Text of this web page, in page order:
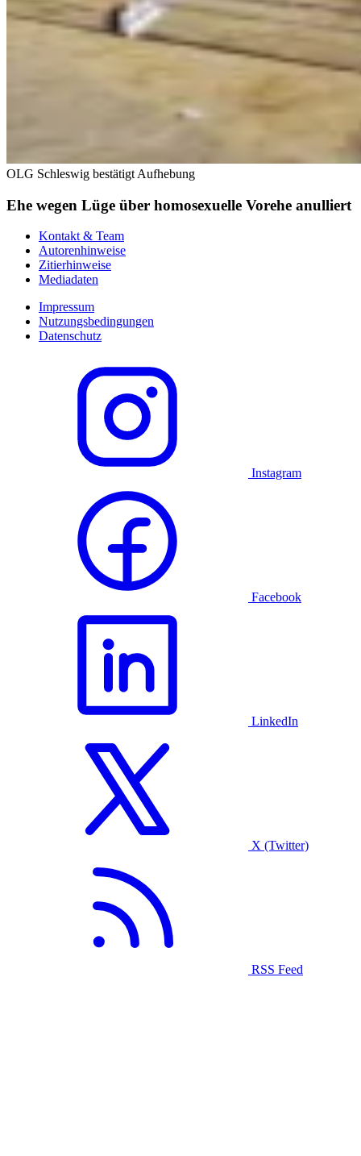
OLG Schleswig bestätigt Aufhebung
Ehe wegen Lüge über homosexuelle Vorehe anulliert
Kontakt & Team
Autorenhinweise
Zitierhinweise
Mediadaten
Impressum
Nutzungsbedingungen
Datenschutz
Instagram
Facebook
LinkedIn
X (Twitter)
RSS Feed